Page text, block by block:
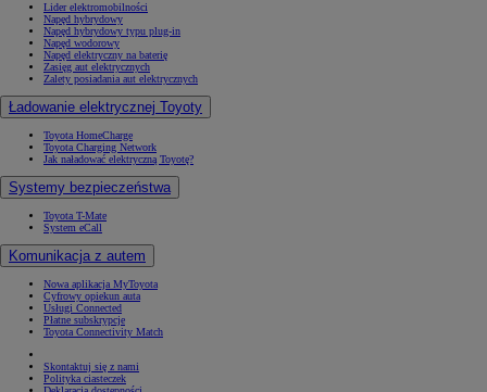
Lider elektromobilności
Napęd hybrydowy
Napęd hybrydowy typu plug-in
Napęd wodorowy
Napęd elektryczny na baterię
Zasięg aut elektrycznych
Zalety posiadania aut elektrycznych
Ładowanie elektrycznej Toyoty
Toyota HomeCharge
Toyota Charging Network
Jak naładować elektryczną Toyotę?
Systemy bezpieczeństwa
Toyota T-Mate
System eCall
Komunikacja z autem
Nowa aplikacja MyToyota
Cyfrowy opiekun auta
Usługi Connected
Płatne subskrypcje
Toyota Connectivity Match
Skontaktuj się z nami
Polityka ciasteczek